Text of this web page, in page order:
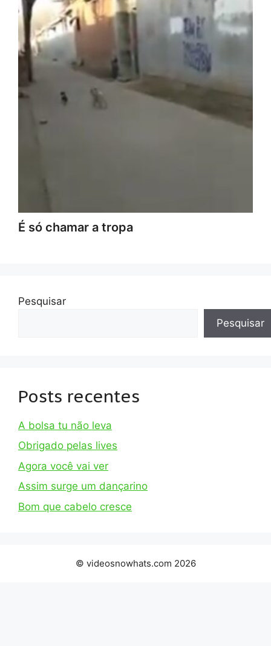
É só chamar a tropa
Pesquisar
Pesquisar
Posts recentes
A bolsa tu não leva
Obrigado pelas lives
Agora você vai ver
Assim surge um dançarino
Bom que cabelo cresce
© videosnowhats.com 2026